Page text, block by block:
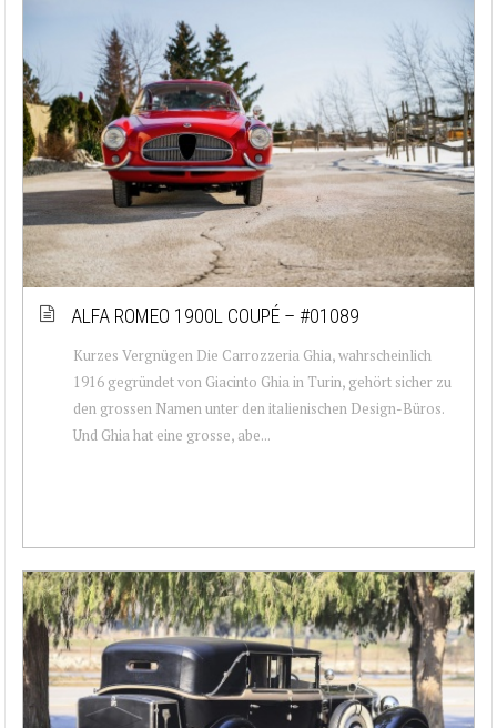
ALFA ROMEO 1900L COUPÉ – #01089
Kurzes Vergnügen Die Carrozzeria Ghia, wahrscheinlich
1916 gegründet von Giacinto Ghia in Turin, gehört sicher zu
den grossen Namen unter den italienischen Design-Büros.
Und Ghia hat eine grosse, abe...